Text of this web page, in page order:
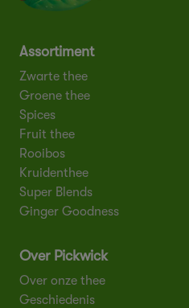
Assortiment
Zwarte thee
Groene thee
Spices
Fruit thee
Rooibos
Kruidenthee
Super Blends
Ginger Goodness
Over Pickwick
Over onze thee
Geschiedenis